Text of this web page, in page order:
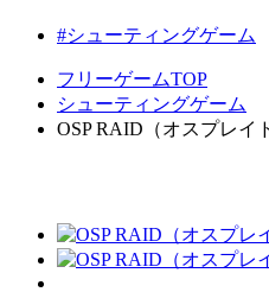
#シューティングゲーム
フリーゲームTOP
シューティングゲーム
OSP RAID（オスプレイ